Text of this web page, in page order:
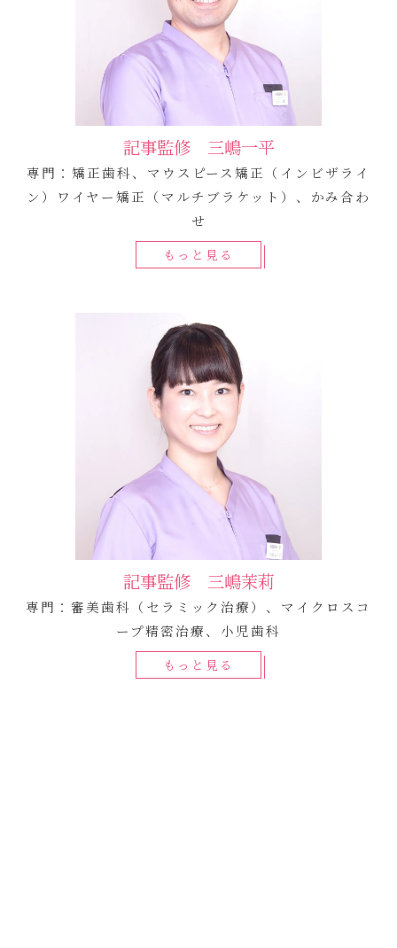
記事監修 三嶋一平
専門：矯正歯科、マウスピース矯正（インビザライ
ン）ワイヤー矯正（マルチブラケット）、かみ合わ
せ
もっと見る
記事監修 三嶋茉莉
専門：審美歯科（セラミック治療）、マイクロスコ
ープ精密治療、小児歯科
もっと見る